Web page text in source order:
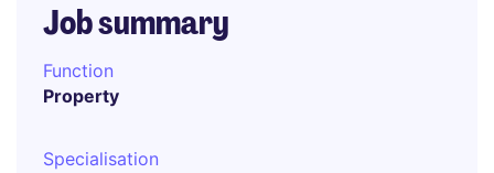
Job summary
Function
Property
Specialisation